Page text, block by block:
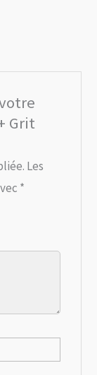
Grit
Les
*